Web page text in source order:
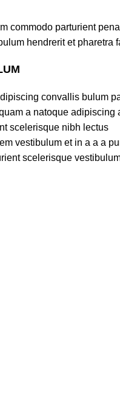
commodo parturient
hendrerit et pharetra
convallis bulum
a natoque adipiscing
scelerisque nibh lectus.
vestibulum et in a a a
scelerisque